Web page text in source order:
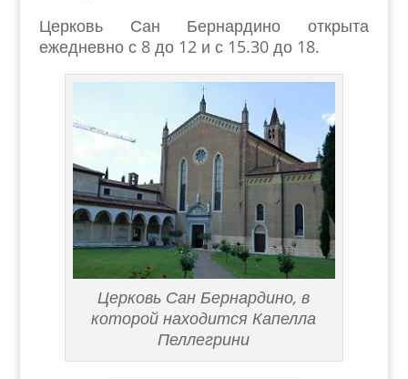
Церковь Сан Бернардино открыта
ежедневно с 8 до 12 и с 15.30 до 18.
Церковь Сан Бернардино, в
которой находится Капелла
Пеллегрини